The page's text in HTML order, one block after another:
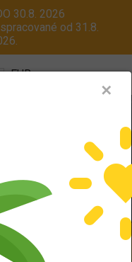
30.8. 2026
od 31.8.
EUR
Menu
ALU kola
✕